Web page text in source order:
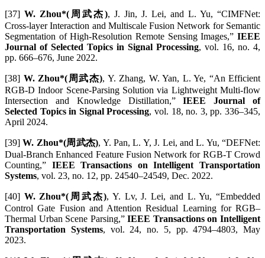
[37] W. Zhou*(周武杰), J. Jin, J. Lei, and L. Yu, “CIMFNet:
Cross-layer Interaction and Multiscale Fusion Network for Semantic
Segmentation of High-Resolution Remote Sensing Images,” IEEE
Journal of Selected Topics in Signal Processing, vol. 16, no. 4,
pp. 666–676, June 2022.
[38] W. Zhou*(周武杰), Y. Zhang, W. Yan, L. Ye, “An Efficient
RGB-D Indoor Scene-Parsing Solution via Lightweight Multi-flow
Intersection and Knowledge Distillation,”IEEE Journal of
Selected Topics in Signal Processing, vol. 18, no. 3, pp. 336–345,
April 2024.
[39]W. Zhou*(周武杰), Y. Pan, L. Y, J. Lei, and L. Yu, “DEFNet:
Dual-Branch Enhanced Feature Fusion Network for RGB-T Crowd
Counting,” IEEE Transactions on Intelligent Transportation
Systems, vol. 23, no. 12, pp. 24540–24549, Dec. 2022.
[40] W. Zhou*(周武杰), Y. Lv, J. Lei, and L. Yu, “Embedded
Control Gate Fusion and Attention Residual Learning for RGB–
Thermal Urban Scene Parsing,”IEEE Transactions on Intelligent
Transportation Systems, vol. 24, no. 5, pp. 4794–4803, May
2023.